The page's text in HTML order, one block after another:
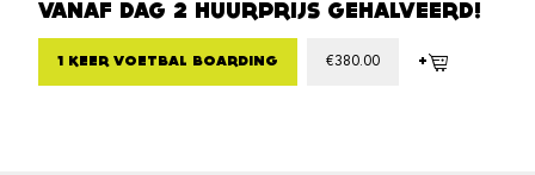
VANAF DAG 2 HUURPRIJS GEHALVEERD!
1 KEER VOETBAL BOARDING €380.00 +